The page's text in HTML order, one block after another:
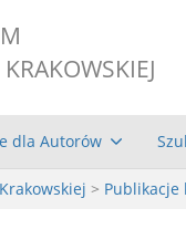
dla Autorów
> Publikacje